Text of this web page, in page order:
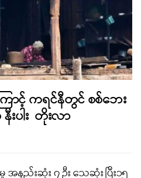
ောင့် ကရင်နီတွင် စစ်ဘေး
းပါး တိုးလာ
နည်းဆုံး ၇ ဦး သေဆုံး ပြီး၁၅